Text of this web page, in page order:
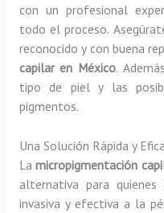
con un profesional
todo el proceso.
reconocido y con buena
capilar en México.
tipo de piel y las
pigmentos.
Una Solución Rápida y
Lamicropigmentación
alternativa para quienes
invasiva y efectiva a la